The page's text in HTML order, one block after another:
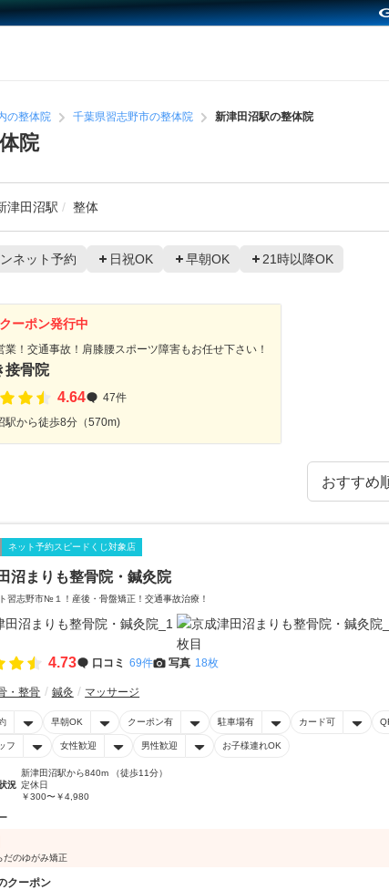
の整体院 千葉県習志野市の整体院 新津田沼駅の整体院
院
津田沼駅 整体
ネット予約 日祝OK 早朝OK 21時以降OK
ーポン発行中
業！交通事故！肩膝腰スポーツ障害もお任せ下さい！
接骨院
4.64
47件
駅から徒歩8分（570m)
ネット予約スピードくじ対象店
沼まりも整骨院・鍼灸院
習志野市№１！産後・骨盤矯正！交通事故治療！
4.73 口コミ 69件 写真 18枚
・整骨 鍼灸 マッサージ
早朝OK クーポン有 駐車場有 カード可
フ 女性歓迎 男性歓迎 お子様連れOK
新津田沼駅から840m （徒歩11分）
況 定休日
￥300〜￥4,980
だのゆがみ矯正
クーポン